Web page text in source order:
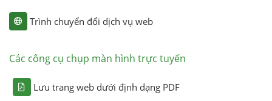
Trình chuyển đổi dịch vụ web
Các công cụ chụp màn hình trực tuyến
Lưu trang web dưới định dạng PDF